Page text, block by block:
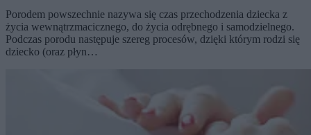
Porodem powszechnie nazywa się czas przechodzenia dziecka z
życia wewnątrzmacicznego, do życia odrębnego i samodzielnego.
Podczas porodu następuje szereg procesów, dzięki którym rodzi się
dziecko (oraz płyn…